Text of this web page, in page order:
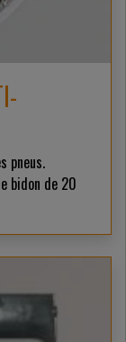
pneus.
bidon de 20